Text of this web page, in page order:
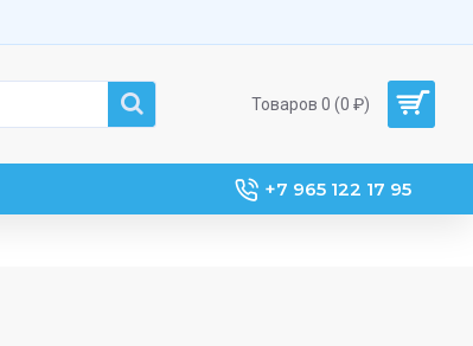
Товаров 0 (0 ₽)
+7 965 122 17 95